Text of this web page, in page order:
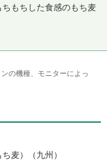
もちした食感のもち麦
の機種、モニターによっ
麦）（九州）